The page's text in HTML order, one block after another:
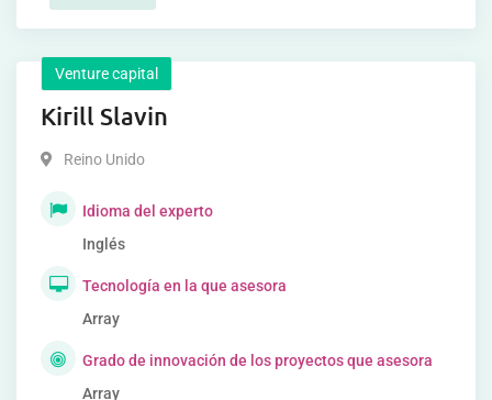
Venture capital
Kirill Slavin
Reino Unido
Idioma del experto
Inglés
Tecnología en la que asesora
Array
Grado de innovación de los proyectos que asesora
Array